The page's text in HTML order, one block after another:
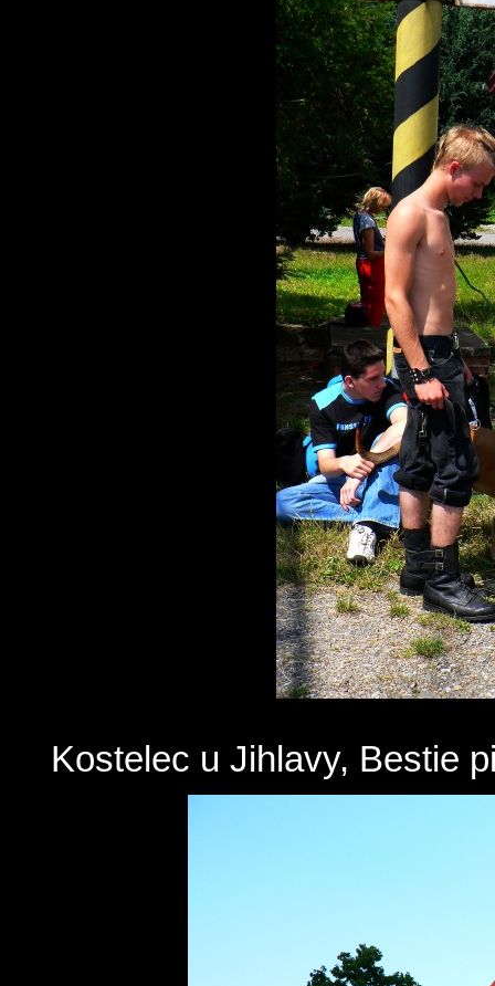
Kostelec u Jihlavy, Bestie